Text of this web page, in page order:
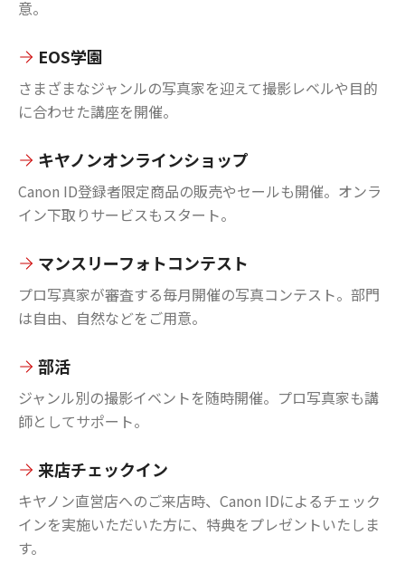
意。
EOS学園
さまざまなジャンルの写真家を迎えて撮影レベルや目的
に合わせた講座を開催。
キヤノンオンラインショップ
Canon ID登録者限定商品の販売やセールも開催。オンラ
イン下取りサービスもスタート。
マンスリーフォトコンテスト
プロ写真家が審査する毎月開催の写真コンテスト。部門
は自由、自然などをご用意。
部活
ジャンル別の撮影イベントを随時開催。プロ写真家も講
師としてサポート。
来店チェックイン
キヤノン直営店へのご来店時、Canon IDによるチェック
インを実施いただいた方に、特典をプレゼントいたしま
す。